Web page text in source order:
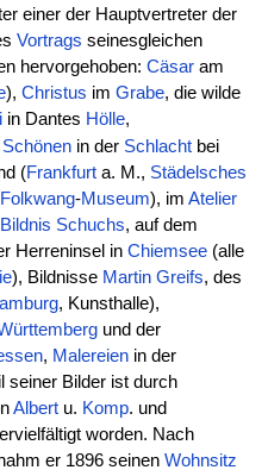
einer der Hauptvertreter der
Vortrags seinesgleichen
hervorgehoben: Cäsaram
), Christus im Grabe, die wilde
in Dantes Hölle,
Schönenin der Schlachtbei
(Frankfurta. M., Städelsches
Folkwang-Museum), im Atelier
Bildnis Schuchs, auf dem
Herreninsel in Chiemsee(alle
), Bildnisse Martin Greifs, des
, Kunsthalle),
und der
, Malereienin der
seiner Bilder ist durch
Albertu. Komp. und
worden. Nach
er 1896 seinen Wohnsitz